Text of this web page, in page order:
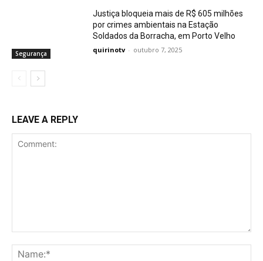
Segurança
Justiça bloqueia mais de R$ 605 milhões
por crimes ambientais na Estação
Soldados da Borracha, em Porto Velho
quirinotv - outubro 7, 2025
LEAVE A REPLY